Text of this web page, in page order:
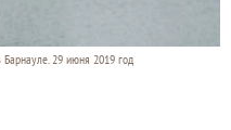
29 июня 2019 год